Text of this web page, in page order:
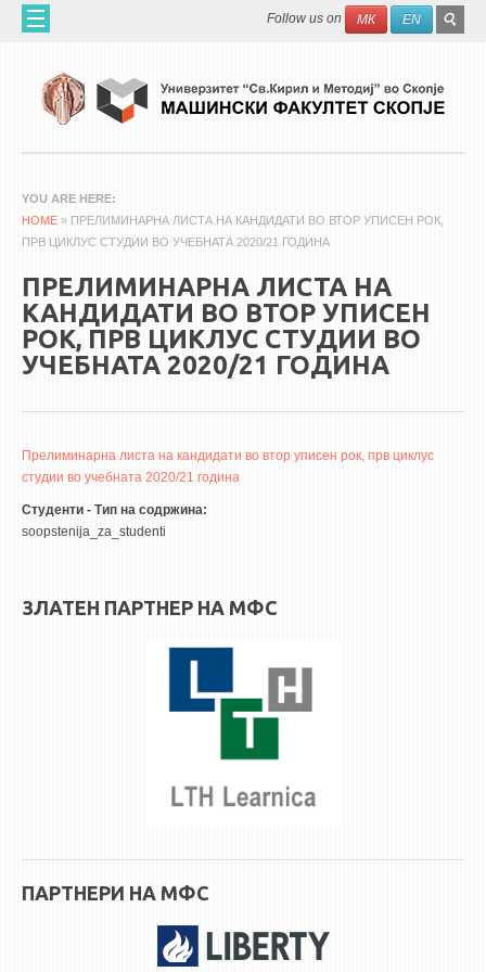
Skip to main content Search
Follow us on МК EN
ЗА НАС
60 ГОДИНИ МФ
ОРГАНИЗАЦИЈА
МАШИНСКО ИНЖЕНЕРСТВО - НАУЧНО СПИСАНИЕ
АПЛИКАТИВНА ДЕЈНОСТ
МЕЃУНАРОДНА СОРАБОТКА
QIM-SEE
3DFindIT
WATERBRIDGING
ИНФОРМАЦИИ ОД ЈАВЕН КАРАКТЕР
ТЕЛЕФОНСКИ ИМЕНИК
ALUMNI MFS
YOU ARE HERE
HOME » ПРЕЛИМИНАРНА ЛИСТА НА КАНДИДАТИ ВО ВТОР УПИСЕН РОК,
ПРВ ЦИКЛУС СТУДИИ ВО УЧЕБНАТА 2020/21 ГОДИНА
ПРЕЛИМИНАРНА ЛИСТА НА
КАНДИДАТИ ВО ВТОР УПИСЕН
РОК, ПРВ ЦИКЛУС СТУДИИ ВО
УЧЕБНАТА 2020/21 ГОДИНА
Прелиминарна листа на кандидати во втор уписен рок, прв циклус
студии во учебната 2020/21 година
Студенти - Тип на содржина:
soopstenija_za_studenti
ЗЛАТЕН ПАРТНЕР НА МФС
ПАРТНЕРИ НА МФС